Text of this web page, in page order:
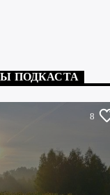
ПОДКАСТА
8